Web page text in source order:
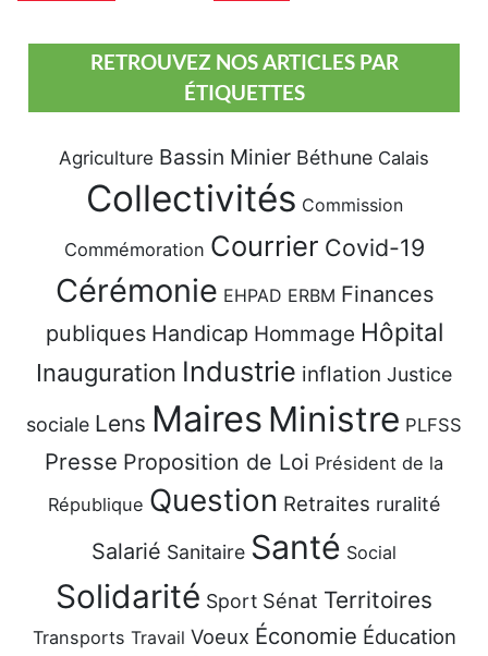
RETROUVEZ NOS ARTICLES PAR
ÉTIQUETTES
Agriculture Bassin Minier Béthune Calais
Collectivités Commission
Commémoration Courrier Covid-19
Cérémonie EHPAD ERBM Finances
publiques Handicap Hommage Hôpital
Inauguration Industrie inflation Justice
sociale Lens Maires Ministre PLFSS
Presse Proposition de Loi Président de la
République Question Retraites ruralité
Salarié Sanitaire Santé Social
Solidarité Sport Sénat Territoires
Transports Travail Voeux Économie Éducation